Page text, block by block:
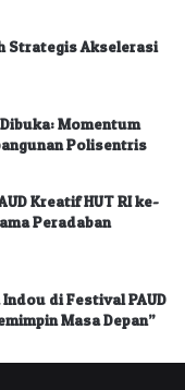
Strategis Akselerasi
Momentum
Polisentris
Kreatif HUT RI ke-
Peradaban
di Festival PAUD
Masa Depan”